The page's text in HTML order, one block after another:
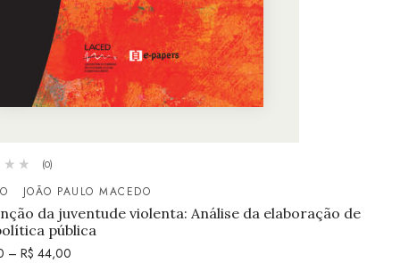
(0)
JOÃO PAULO MACEDO
da juventude violenta: Análise da elaboração de
pública
– R$ 44,00